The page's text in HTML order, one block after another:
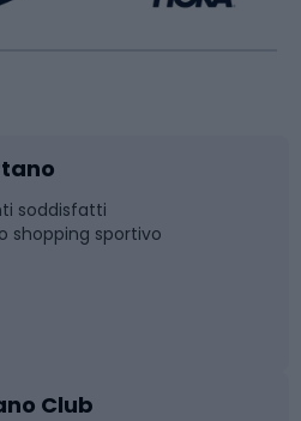
soddisfatti
shopping sportivo
Club